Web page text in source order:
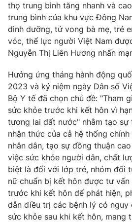
THỜI BÁO VTV
Theo dõi báo trên
Cơ quan chủ quản:Đài Truyền hình
Cơ quan báo chí: Thời báo VTV
Giấy phép hoạt động báo in và báo
cấp ngày 29/12/2023
Tổng Biên tập:Vũ Thanh Thủy
Phó Tổng Biên tập: Nguyễn Thị Mỹ
Nguyễn Trọng Ninh
Tổng đài VTV:
024.38 355 931 -
Ðiện thoại Thời báo VTV:
024.66 897
Email:toasoan@vtv.vn
thọ trung bình tăng nhanh và
trung bình của khu vực Đông
dinh dưỡng, tử vong bà mẹ, trẻ
vóc, thể lực người Việt Nam
Nguyễn Thị Liên Hương nhấn
Hưởng ứng tháng hành động
2023 và kỷ niệm ngày Dân số
Bộ Y tế đã chọn chủ đề: "Tham
sức khỏe trước khi kết hôn vì
tương lai đất nước" nhằm tạo sự
nhận thức của cả hệ thống
nhân dân, tạo sự đồng thuận
việc sức khỏe người dân, chất
biệt là đối với lớp trẻ, nhóm đối
nữ chuẩn bị kết hôn được tư
trước khi kết hôn để phát hiện,
dẫn điều trị các bệnh lý có nguy
sức khỏe sau khi kết hôn, mang